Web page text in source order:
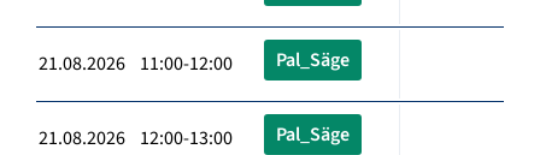
21.08.2026 11:00-12:00 Pal_Säge
21.08.2026 12:00-13:00 Pal_Säge